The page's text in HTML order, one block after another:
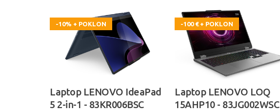
-10% + POKLON
Laptop LENOVO IdeaPad
5 2-in-1 - 83KR006BSC
-100 € + POKLON
Laptop LENOVO LOQ
15AHP10 - 83JG002WSC